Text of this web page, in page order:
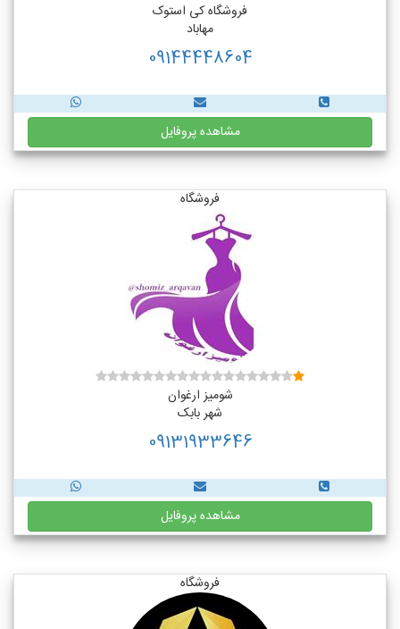
فروشگاه کی استوک
مهاباد
09144448604
مشاهده پروفایل
فروشگاه
شومیز ارغوان
شهر بابک
09131933646
مشاهده پروفایل
فروشگاه